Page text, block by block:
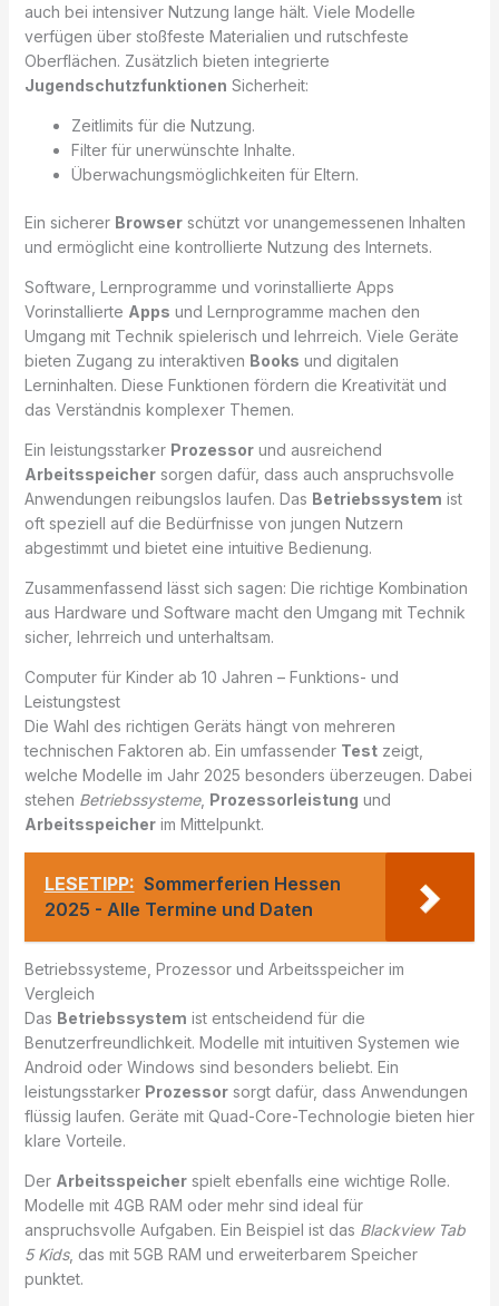
auch bei intensiver Nutzung lange hält. Viele Modelle
verfügen über stoßfeste Materialien und rutschfeste
Oberflächen. Zusätzlich bieten integrierte
Jugendschutzfunktionen Sicherheit:
Zeitlimits für die Nutzung.
Filter für unerwünschte Inhalte.
Überwachungsmöglichkeiten für Eltern.
Ein sicherer Browserschützt vor unangemessenen Inhalten
und ermöglicht eine kontrollierte Nutzung des Internets.
Software, Lernprogramme und vorinstallierte Apps
Vorinstallierte Apps und Lernprogramme machen den
Umgang mit Technik spielerisch und lehrreich. Viele Geräte
bieten Zugang zu interaktiven Books und digitalen
Lerninhalten. Diese Funktionen fördern die Kreativität und
das Verständnis komplexer Themen.
Ein leistungsstarker Prozessorund ausreichend
Arbeitsspeichersorgen dafür, dass auch anspruchsvolle
Anwendungen reibungslos laufen. Das Betriebssystem ist
oft speziell auf die Bedürfnisse von jungen Nutzern
abgestimmt und bietet eine intuitive Bedienung.
Zusammenfassend lässt sich sagen: Die richtige Kombination
aus Hardware und Software macht den Umgang mit Technik
sicher, lehrreich und unterhaltsam.
Computer für Kinder ab 10 Jahren – Funktions- und
Leistungstest
Die Wahl des richtigen Geräts hängt von mehreren
technischen Faktoren ab. Ein umfassender Testzeigt,
welche Modelle im Jahr 2025 besonders überzeugen. Dabei
stehen Betriebssysteme, Prozessorleistung und
Arbeitsspeicherim Mittelpunkt.
LESETIPP: Sommerferien Hessen
2025 - Alle Termine und Daten
Betriebssysteme, Prozessor und Arbeitsspeicher im
Vergleich
Das Betriebssystem ist entscheidend für die
Benutzerfreundlichkeit. Modelle mit intuitiven Systemen wie
Android oder Windows sind besonders beliebt. Ein
leistungsstarker Prozessorsorgt dafür, dass Anwendungen
flüssig laufen. Geräte mit Quad-Core-Technologie bieten hier
klare Vorteile.
Der Arbeitsspeicherspielt ebenfalls eine wichtige Rolle.
Modelle mit 4GB RAM oder mehr sind ideal für
anspruchsvolle Aufgaben. Ein Beispiel ist das Blackview Tab
5 Kids, das mit 5GB RAM und erweiterbarem Speicher
punktet.